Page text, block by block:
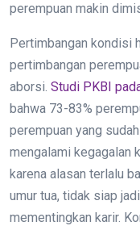
perempuan makin
Pertimbangan kondisi
pertimbangan
aborsi. Studi PKBI
bahwa 73-83%
perempuan yang
mengalami kegagalan
karena alasan terlalu
umur tua, tidak siap
mementingkan karir.